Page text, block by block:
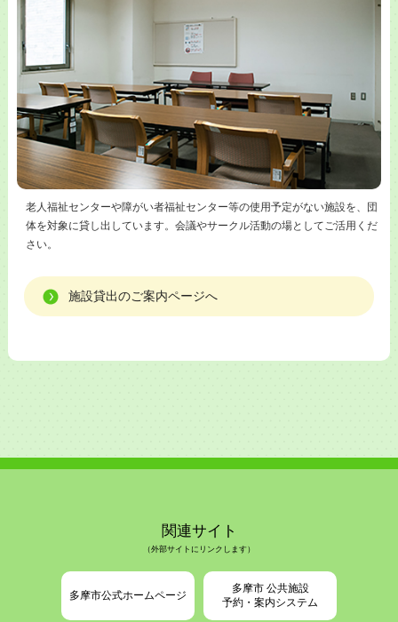
老人福祉センターや障がい者福祉センター等の使用予定がない施設を、団
体を対象に貸し出しています。会議やサークル活動の場としてご活用くだ
さい。
施設貸出のご案内ページへ
関連サイト
（外部サイトにリンクします）
多摩市公式ホームページ
多摩市 公共施設
予約・案内システム